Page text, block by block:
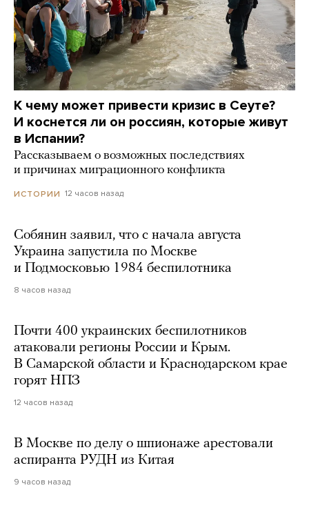
К чему может привести кризис в Сеуте?
И коснется ли он россиян, которые живут
в Испании?
Рассказываем о возможных последствиях
и причинах миграционного конфликта
ИСТОРИИ 12 часов назад
Собянин заявил, что с начала августа
Украина запустила по Москве
и Подмосковью 1984 беспилотника
8 часов назад
Почти 400 украинских беспилотников
атаковали регионы России и Крым.
В Самарской области и Краснодарском крае
горят НПЗ
12 часов назад
В Москве по делу о шпионаже арестовали
аспиранта РУДН из Китая
9 часов назад